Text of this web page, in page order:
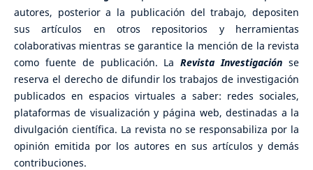
autores, posterior a la publicación del trabajo, depositen
sus artículos en otros repositorios y herramientas
colaborativas mientras se garantice la mención de la revista
como fuente de publicación. LaRevista Investigación se
reserva el derecho de difundir los trabajos de investigación
publicados en espacios virtuales a saber: redes sociales,
plataformas de visualización y página web, destinadas a la
divulgación científica. La revista no se responsabiliza por la
opinión emitida por los autores en sus artículos y demás
contribuciones.